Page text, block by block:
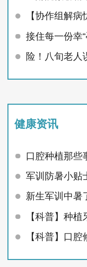
【协作组解病忧】
接住每一份幸“孕”
险！八旬老人
健康资讯
口腔种植那些
军训防暑小贴
新生军训中暑
【科普】种
【科普】口